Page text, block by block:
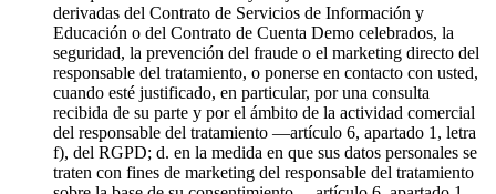
derivadas del Contrato de Servicios de Información y
Educación o del Contrato de Cuenta Demo celebrados, la
seguridad, la prevención del fraude o el marketing directo del
responsable del tratamiento, o ponerse en contacto con usted,
cuando esté justificado, en particular, por una consulta
recibida de su parte y por el ámbito de la actividad comercial
del responsable del tratamiento —artículo 6, apartado 1, letra
f), del RGPD; d. en la medida en que sus datos personales se
traten con fines de marketing del responsable del tratamiento